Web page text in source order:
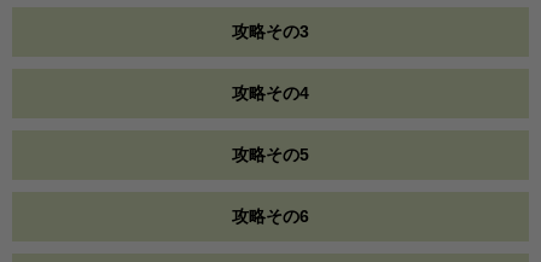
攻略その3
攻略その4
攻略その5
攻略その6